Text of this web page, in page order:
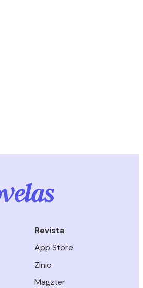
Revista
App Store
Zinio
Magzter